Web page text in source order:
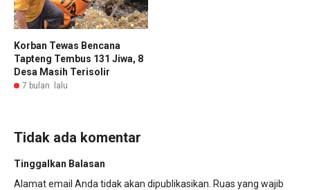
Korban Tewas Bencana
Tapteng Tembus 131 Jiwa, 8
Desa Masih Terisolir
7 bulan lalu
Tidak ada komentar
Tinggalkan Balasan
Alamat email Anda tidak akan dipublikasikan. Ruas yang wajib